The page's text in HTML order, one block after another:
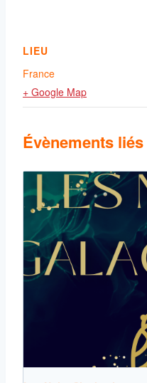
LIEU
France
+ Google Map
Évènements liés